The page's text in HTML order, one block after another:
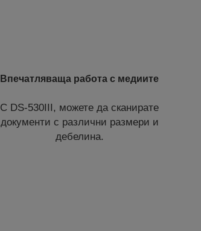
Впечатляваща работа с медиите
С DS-530III, можете да сканирате
документи с различни размери и
дебелина.